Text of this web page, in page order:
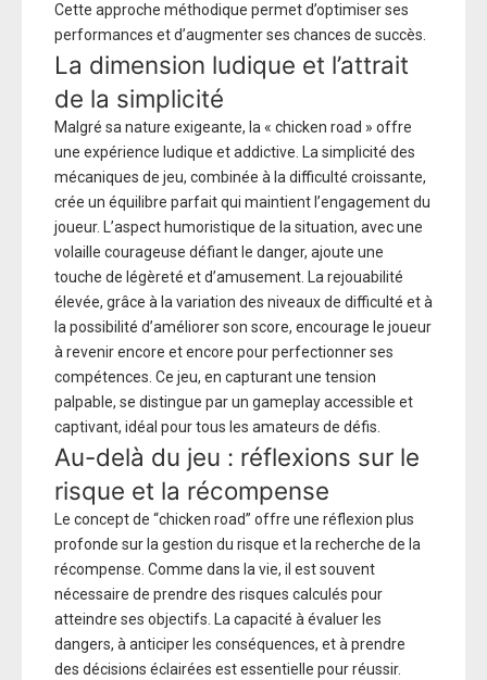
Cette approche méthodique permet d’optimiser ses
performances et d’augmenter ses chances de succès.
La dimension ludique et l’attrait
de la simplicité
Malgré sa nature exigeante, la « chicken road » offre
une expérience ludique et addictive. La simplicité des
mécaniques de jeu, combinée à la difficulté croissante,
crée un équilibre parfait qui maintient l’engagement du
joueur. L’aspect humoristique de la situation, avec une
volaille courageuse défiant le danger, ajoute une
touche de légèreté et d’amusement. La rejouabilité
élevée, grâce à la variation des niveaux de difficulté et à
la possibilité d’améliorer son score, encourage le joueur
à revenir encore et encore pour perfectionner ses
compétences. Ce jeu, en capturant une tension
palpable, se distingue par un gameplay accessible et
captivant, idéal pour tous les amateurs de défis.
Au-delà du jeu : réflexions sur le
risque et la récompense
Le concept de “chicken road” offre une réflexion plus
profonde sur la gestion du risque et la recherche de la
récompense. Comme dans la vie, il est souvent
nécessaire de prendre des risques calculés pour
atteindre ses objectifs. La capacité à évaluer les
dangers, à anticiper les conséquences, et à prendre
des décisions éclairées est essentielle pour réussir.